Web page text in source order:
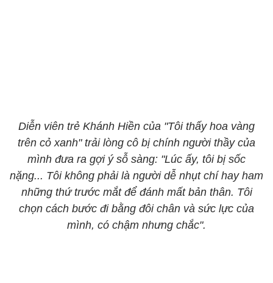
Diễn viên trẻ Khánh Hiền của "Tôi thấy hoa vàng
trên cỏ xanh" trải lòng cô bị chính người thầy của
mình đưa ra gợi ý sỗ sàng: "Lúc ấy, tôi bị sốc
nặng... Tôi không phải là người dễ nhụt chí hay ham
những thứ trước mắt để đánh mất bản thân. Tôi
chọn cách bước đi bằng đôi chân và sức lực của
mình, có chậm nhưng chắc".